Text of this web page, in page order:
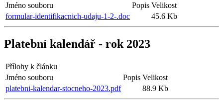
Jméno souboru
Popis Velikost
formular-identifikacnich-udaju-1-2-.doc
45.6 Kb
Platební kalendář - rok 2023
Přílohy k článku
Jméno souboru
Popis Velikost
platebni-kalendar-stocneho-2023.pdf
88.9 Kb